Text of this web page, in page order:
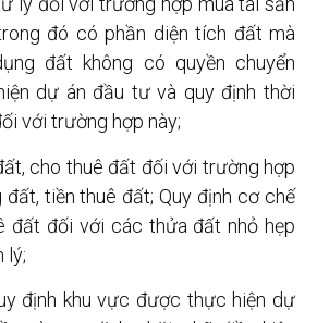
đó có phần diện tích đất mà
đất không có quyền chuyển
dự án đầu tư và quy định thời
với trường hợp này;
cho thuê đất đối với trường hợp
tiền thuê đất; Quy định cơ chế
đất đối với các thửa đất nhỏ hẹp
lý;
định khu vực được thực hiện dự